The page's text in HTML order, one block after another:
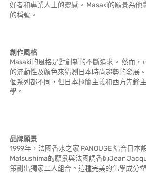
好者和專業人士的靈感。 Masaki的願景為他
的稱號。
創作風格
Masaki的風格是對創新的不斷追求。 然而，
的流動性及顏色來猜測日本時尚趨勢的發展
個系列都不同，但日本極簡主義和西方先鋒
學。
品牌願景
1999年，法國香水之家 PANOUGE 結合日本
Matsushima的願景與法國調香師Jean
策劃出獨家二人組合。這種完美的化學成分